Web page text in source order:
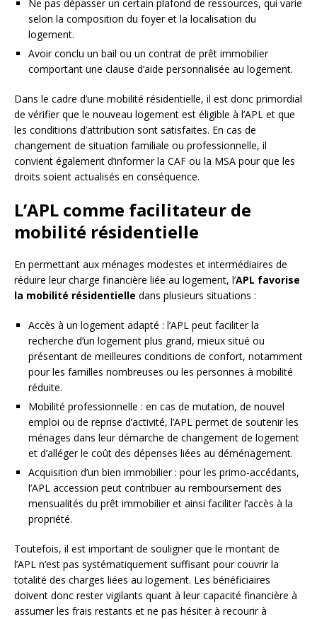
Ne pas dépasser un certain plafond de ressources, qui varie
selon la composition du foyer et la localisation du
logement.
Avoir conclu un bail ou un contrat de prêt immobilier
comportant une clause d’aide personnalisée au logement.
Dans le cadre d’une mobilité résidentielle, il est donc primordial
de vérifier que le nouveau logement est éligible à l’APL et que
les conditions d’attribution sont satisfaites. En cas de
changement de situation familiale ou professionnelle, il
convient également d’informer la CAF ou la MSA pour que les
droits soient actualisés en conséquence.
L’APL comme facilitateur de
mobilité résidentielle
En permettant aux ménages modestes et intermédiaires de
réduire leur charge financière liée au logement, l’APL favorise
la mobilité résidentielle dans plusieurs situations :
Accès à un logement adapté : l’APL peut faciliter la
recherche d’un logement plus grand, mieux situé ou
présentant de meilleures conditions de confort, notamment
pour les familles nombreuses ou les personnes à mobilité
réduite.
Mobilité professionnelle : en cas de mutation, de nouvel
emploi ou de reprise d’activité, l’APL permet de soutenir les
ménages dans leur démarche de changement de logement
et d’alléger le coût des dépenses liées au déménagement.
Acquisition d’un bien immobilier : pour les primo-accédants,
l’APL accession peut contribuer au remboursement des
mensualités du prêt immobilier et ainsi faciliter l’accès à la
propriété.
Toutefois, il est important de souligner que le montant de
l’APL n’est pas systématiquement suffisant pour couvrir la
totalité des charges liées au logement. Les bénéficiaires
doivent donc rester vigilants quant à leur capacité financière à
assumer les frais restants et ne pas hésiter à recourir à